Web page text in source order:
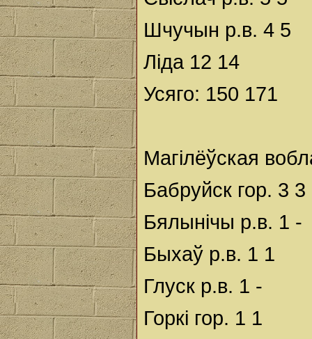
Шчучын р.в. 4 5
Ліда 12 14
Усяго: 150 171
Магілёўская
Бабруйск гор. 3 3
Бялынічы р.в. 1 -
Быхаў р.в. 1 1
Глуск р.в. 1 -
Горкі гор. 1 1